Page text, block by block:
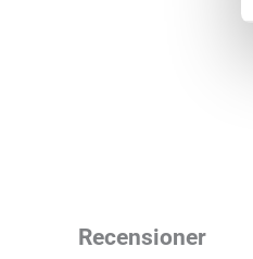
Recensioner